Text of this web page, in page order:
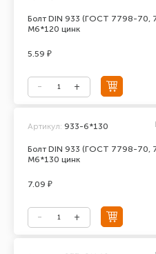
Болт DIN 933 (ГОСТ 7798-70,
М6*120 цинк
5.59 ₽
Болт DIN 933 (ГОСТ 7798-70,
М6*130 цинк
Артикул: 933-6*130
7.09 ₽